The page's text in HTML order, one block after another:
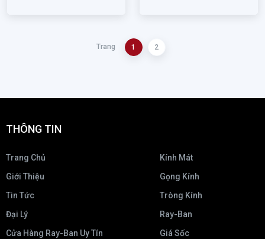
Trang 1 2
THÔNG TIN
Trang Chủ
Giới Thiệu
Tin Tức
Đại Lý
Cửa Hàng Ray-Ban Uy Tín
Kính Mát
Gọng Kính
Tròng Kính
Ray-Ban
Giá Sốc